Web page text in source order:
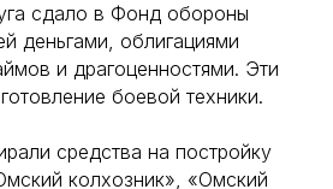
сдало в Фонд обороны
деньгами, облигациями
и драгоценностями. Эти
боевой техники.
средства на постройку
колхозник», «Омский